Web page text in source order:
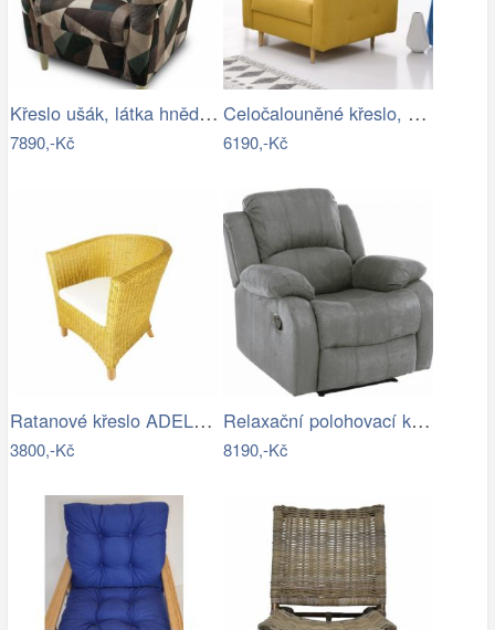
Křeslo ušák, látka hnědozelená vzor,…
7890,-Kč
Celočalouněné křeslo, hořčicová látka,…
6190,-Kč
Ratanové křeslo ADELE - světlý med
3800,-Kč
Relaxační polohovací křeslo, světlešedá…
8190,-Kč